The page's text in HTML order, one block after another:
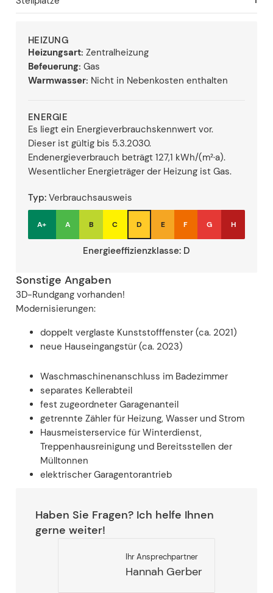
HEIZUNG
Heizungsart: Zentralheizung
Befeuerung: Gas
Warmwasser: Nicht in Nebenkosten enthalten
ENERGIE
Es liegt ein Energieverbrauchskennwert vor.
Dieser ist gültig bis 5.3.2030.
Endenergieverbrauch beträgt 127,1 kWh/(m²·a).
Wesentlicher Energieträger der Heizung ist Gas.
Typ: Verbrauchsausweis
A+ A B C D E F G H
Energieeffizienzklasse: D
Sonstige Angaben
3D-Rundgang vorhanden!
Modernisierungen:
doppelt verglaste Kunststofffenster (ca. 2021)
neue Hauseingangstür (ca. 2023)
Waschmaschinenanschluss im Badezimmer
separates Kellerabteil
fest zugeordneter Garagenanteil
getrennte Zähler für Heizung, Wasser und Strom
Hausmeisterservice für Winterdienst,
Treppenhausreinigung und Bereitsstellen der
Mülltonnen
elektrischer Garagentorantrieb
Haben Sie Fragen? Ich helfe Ihnen
gerne weiter!
Ihr Ansprechpartner
Hannah Gerber